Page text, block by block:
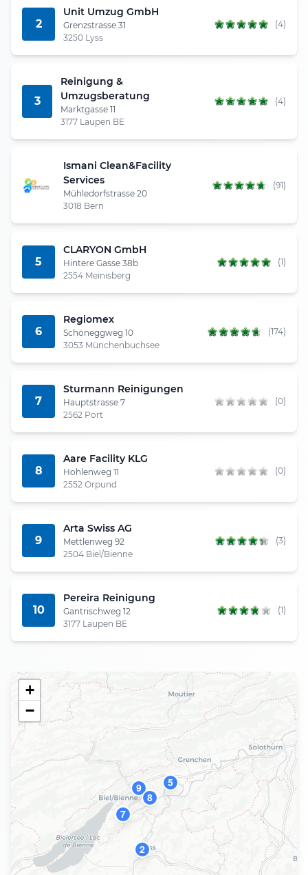
2
Unit Umzug GmbH
Grenzstrasse 31
3250 Lyss
(4)
3
Reinigung &
Umzugsberatung
Marktgasse 11
3177 Laupen BE
(4)
Ismani Clean&Facility
Services
Mühledorfstrasse 20
3018 Bern
(91)
5
CLARYON GmbH
Hintere Gasse 38b
2554 Meinisberg
(1)
6
Regiomex
Schöneggweg 10
3053 Münchenbuchsee
(174)
7
Sturmann Reinigungen
Hauptstrasse 7
2562 Port
(0)
8
Aare Facility KLG
Hohlenweg 11
2552 Orpund
(0)
9
Arta Swiss AG
Mettlenweg 92
2504 Biel/Bienne
(3)
10
Pereira Reinigung
Gantrischweg 12
3177 Laupen BE
(1)
2
5
7
8
9
+
−